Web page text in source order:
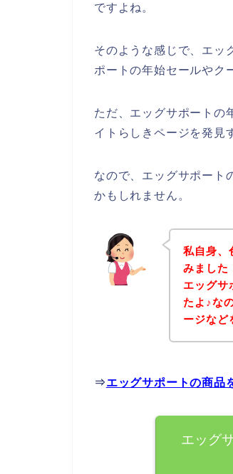
ですよね。
そのような感じで、エッ
ポートの年始セールやク
ただ、エッグサポートの
イトらしきページを発見
なので、エッグサポート
かもしれません。
私自身、
みました
エッグサ
たよ♪な
ージなど
⇒エッグサポートの商品
エッグ